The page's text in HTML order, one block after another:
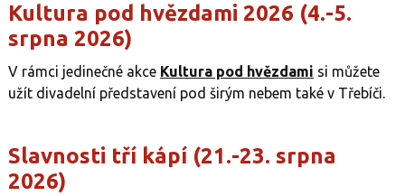
Kultura pod hvězdami 2026 (4.-5.
srpna 2026)
V rámci jedinečné akce Kultura pod hvězdami si můžete
užít divadelní představení pod širým nebem také v Třebíči.
Slavnosti tří kápí (21.-23. srpna
2026)